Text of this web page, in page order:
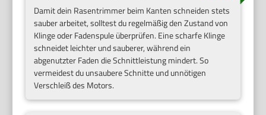
Damit dein Rasentrimmer beim Kanten schneiden stets
sauber arbeitet, solltest du regelmäßig den Zustand von
Klinge oder Fadenspule überprüfen. Eine scharfe Klinge
schneidet leichter und sauberer, während ein
abgenutzter Faden die Schnittleistung mindert. So
vermeidest du unsaubere Schnitte und unnötigen
Verschleiß des Motors.